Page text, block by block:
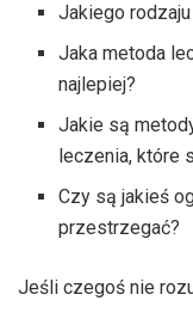
Jakiego
Jaka metoda
najlepiej?
Jakie są
leczenia, które
Czy są jakieś
przestrzegać?
Jeśli czegoś nie